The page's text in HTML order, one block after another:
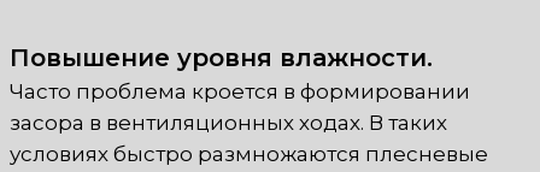
Повышение уровня влажности.
Часто проблема кроется в формировании
засора в вентиляционных ходах. В таких
условиях быстро размножаются плесневые